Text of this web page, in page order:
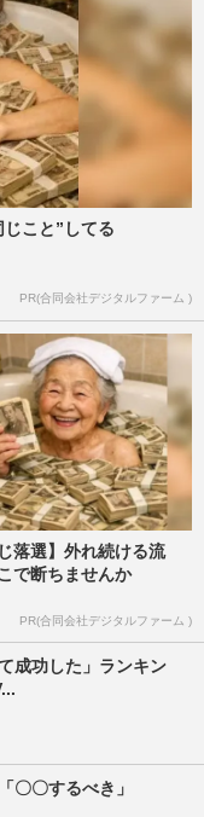
じこと”してる
PR(合同会社デジタルファーム )
落選】外れ続ける流
で断ちませんか
PR(合同会社デジタルファーム )
成功した」ランキン
〇〇するべき」